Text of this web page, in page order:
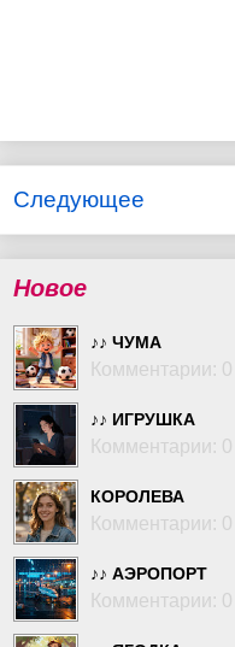
Следующее
Новое
♪♪ ЧУМА
Комментарии: 0
♪♪ ИГРУШКА
Комментарии: 0
КОРОЛЕВА
Комментарии: 0
♪♪ АЭРОПОРТ
Комментарии: 0